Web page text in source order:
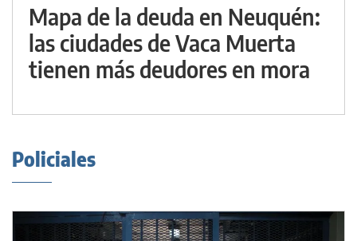
Mapa de la deuda en Neuquén:
las ciudades de Vaca Muerta
tienen más deudores en mora
Policiales